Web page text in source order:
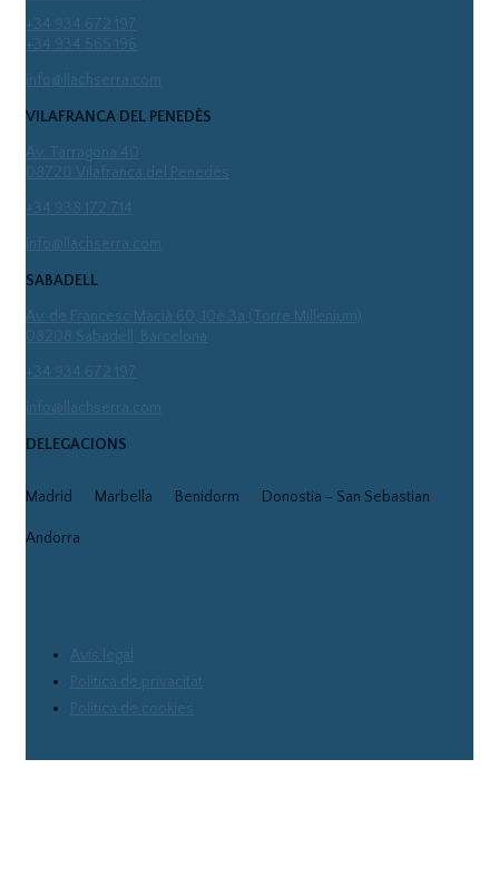
info@llachserra.com
VILAFRANCA DEL PENEDÈS
info@llachserra.com
SABADELL
Av. de Francesc Macià 60, 10è 3a (Torre Millenium)
info@llachserra.com
DELEGACIONS
Madrid Marbella Benidorm Donostia - San Sebastian
Andorra